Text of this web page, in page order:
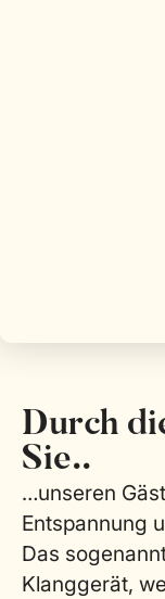
Durch
Sie..
…unseren
Entspannung
Das
Klanggerät,